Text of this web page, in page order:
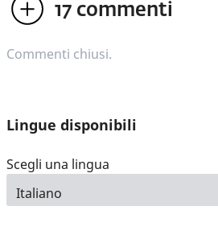
17 commenti
Commenti chiusi.
Lingue disponibili
Scegli una lingua